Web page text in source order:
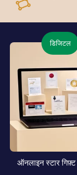
डिजिटल
ऑनलाइन स्टार गिफ़्ट